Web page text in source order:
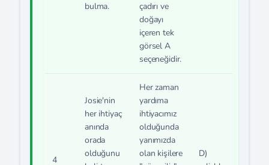
bulma.
çadırı ve
doğayı
içeren tek
görsel A
seçeneğidir.
4
Josie'nin
her ihtiyaç
anında
orada
olduğunu
Her zaman
yardıma
ihtiyacımız
olduğunda
yanımızda
olan kişilere
D)